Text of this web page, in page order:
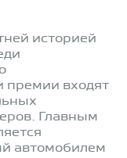
историей
премии входят
Главным
автомобилем